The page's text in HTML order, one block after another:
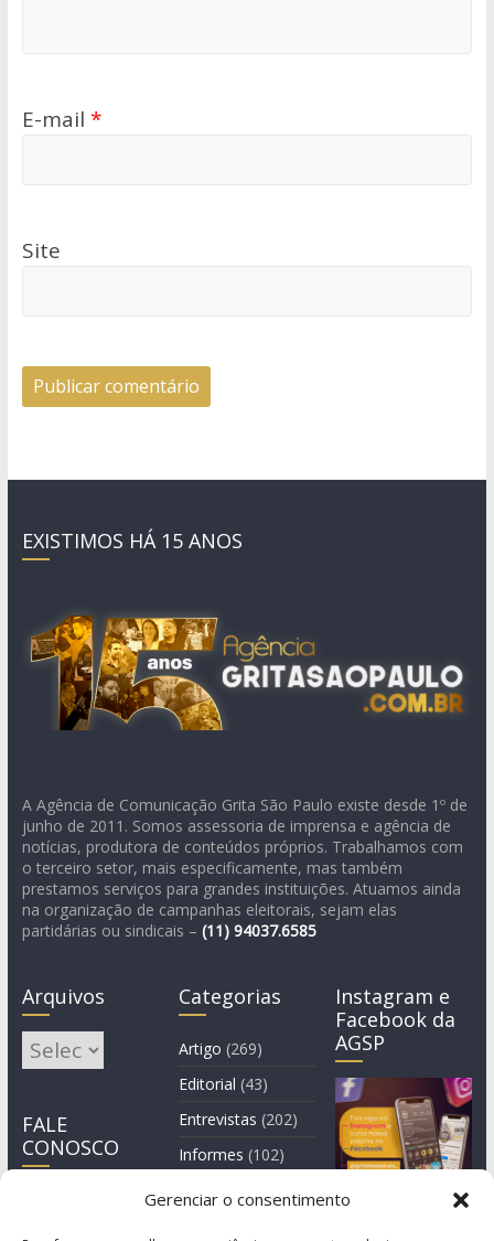
Gerenciar o consentimento
E-mail *
Site
EXISTIMOS HÁ 15 ANOS
A Agência de Comunicação Grita São Paulo existe desde 1º de
junho de 2011. Somos assessoria de imprensa e agência de
notícias, produtora de conteúdos próprios. Trabalhamos com
o terceiro setor, mais especificamente, mas também
prestamos serviços para grandes instituições. Atuamos ainda
na organização de campanhas eleitorais, sejam elas
partidárias ou sindicais – (11) 94037.6585
Arquivos
Arquivos
FALE
CONOSCO
Categorias
Artigo (269)
Editorial (43)
Entrevistas (202)
Informes (102)
Instagram e
Facebook da
AGSP